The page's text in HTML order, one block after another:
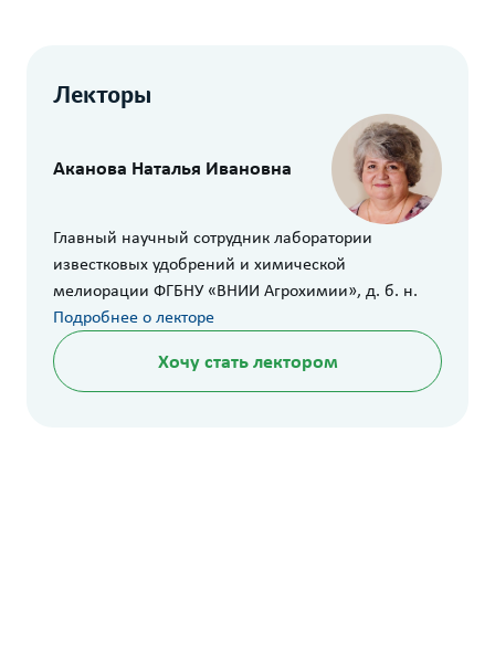
Лекторы
Аканова Наталья Ивановна
Главный научный сотрудник лаборатории
известковых удобрений и химической
мелиорации ФГБНУ «ВНИИ Агрохимии», д. б. н.
Подробнее о лекторе
Хочу стать лектором